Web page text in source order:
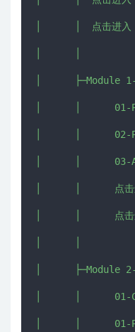
│      │  点击进入
│      ├─Module
│      │      01-
│      │      02-
│      │      03-
│      │      点击进
│      │      点击进
│      ├─Module
│      │      01-
│      │      01-